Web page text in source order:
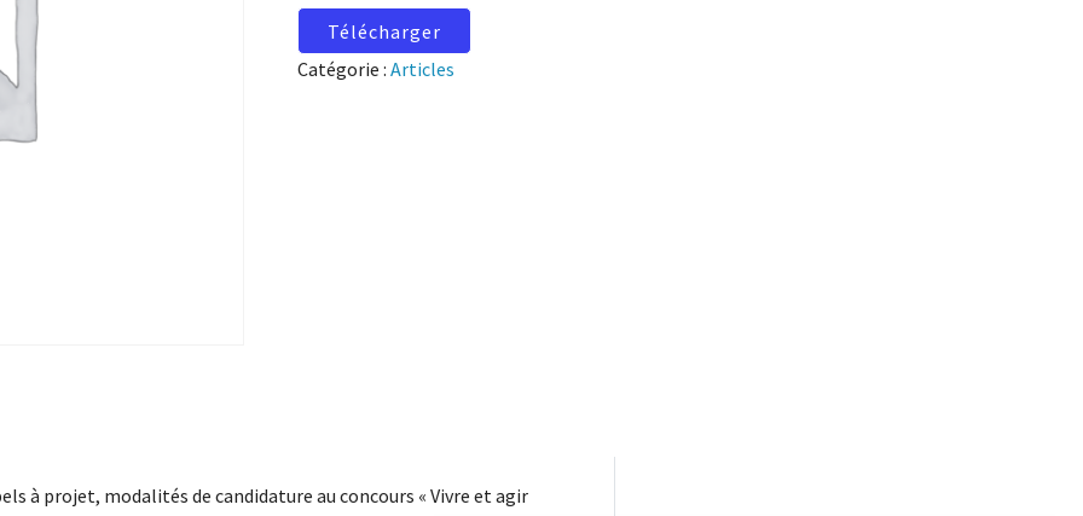
Télécharger
Catégorie :Articles
à projet, modalités de candidature au concours « Vivre et agir